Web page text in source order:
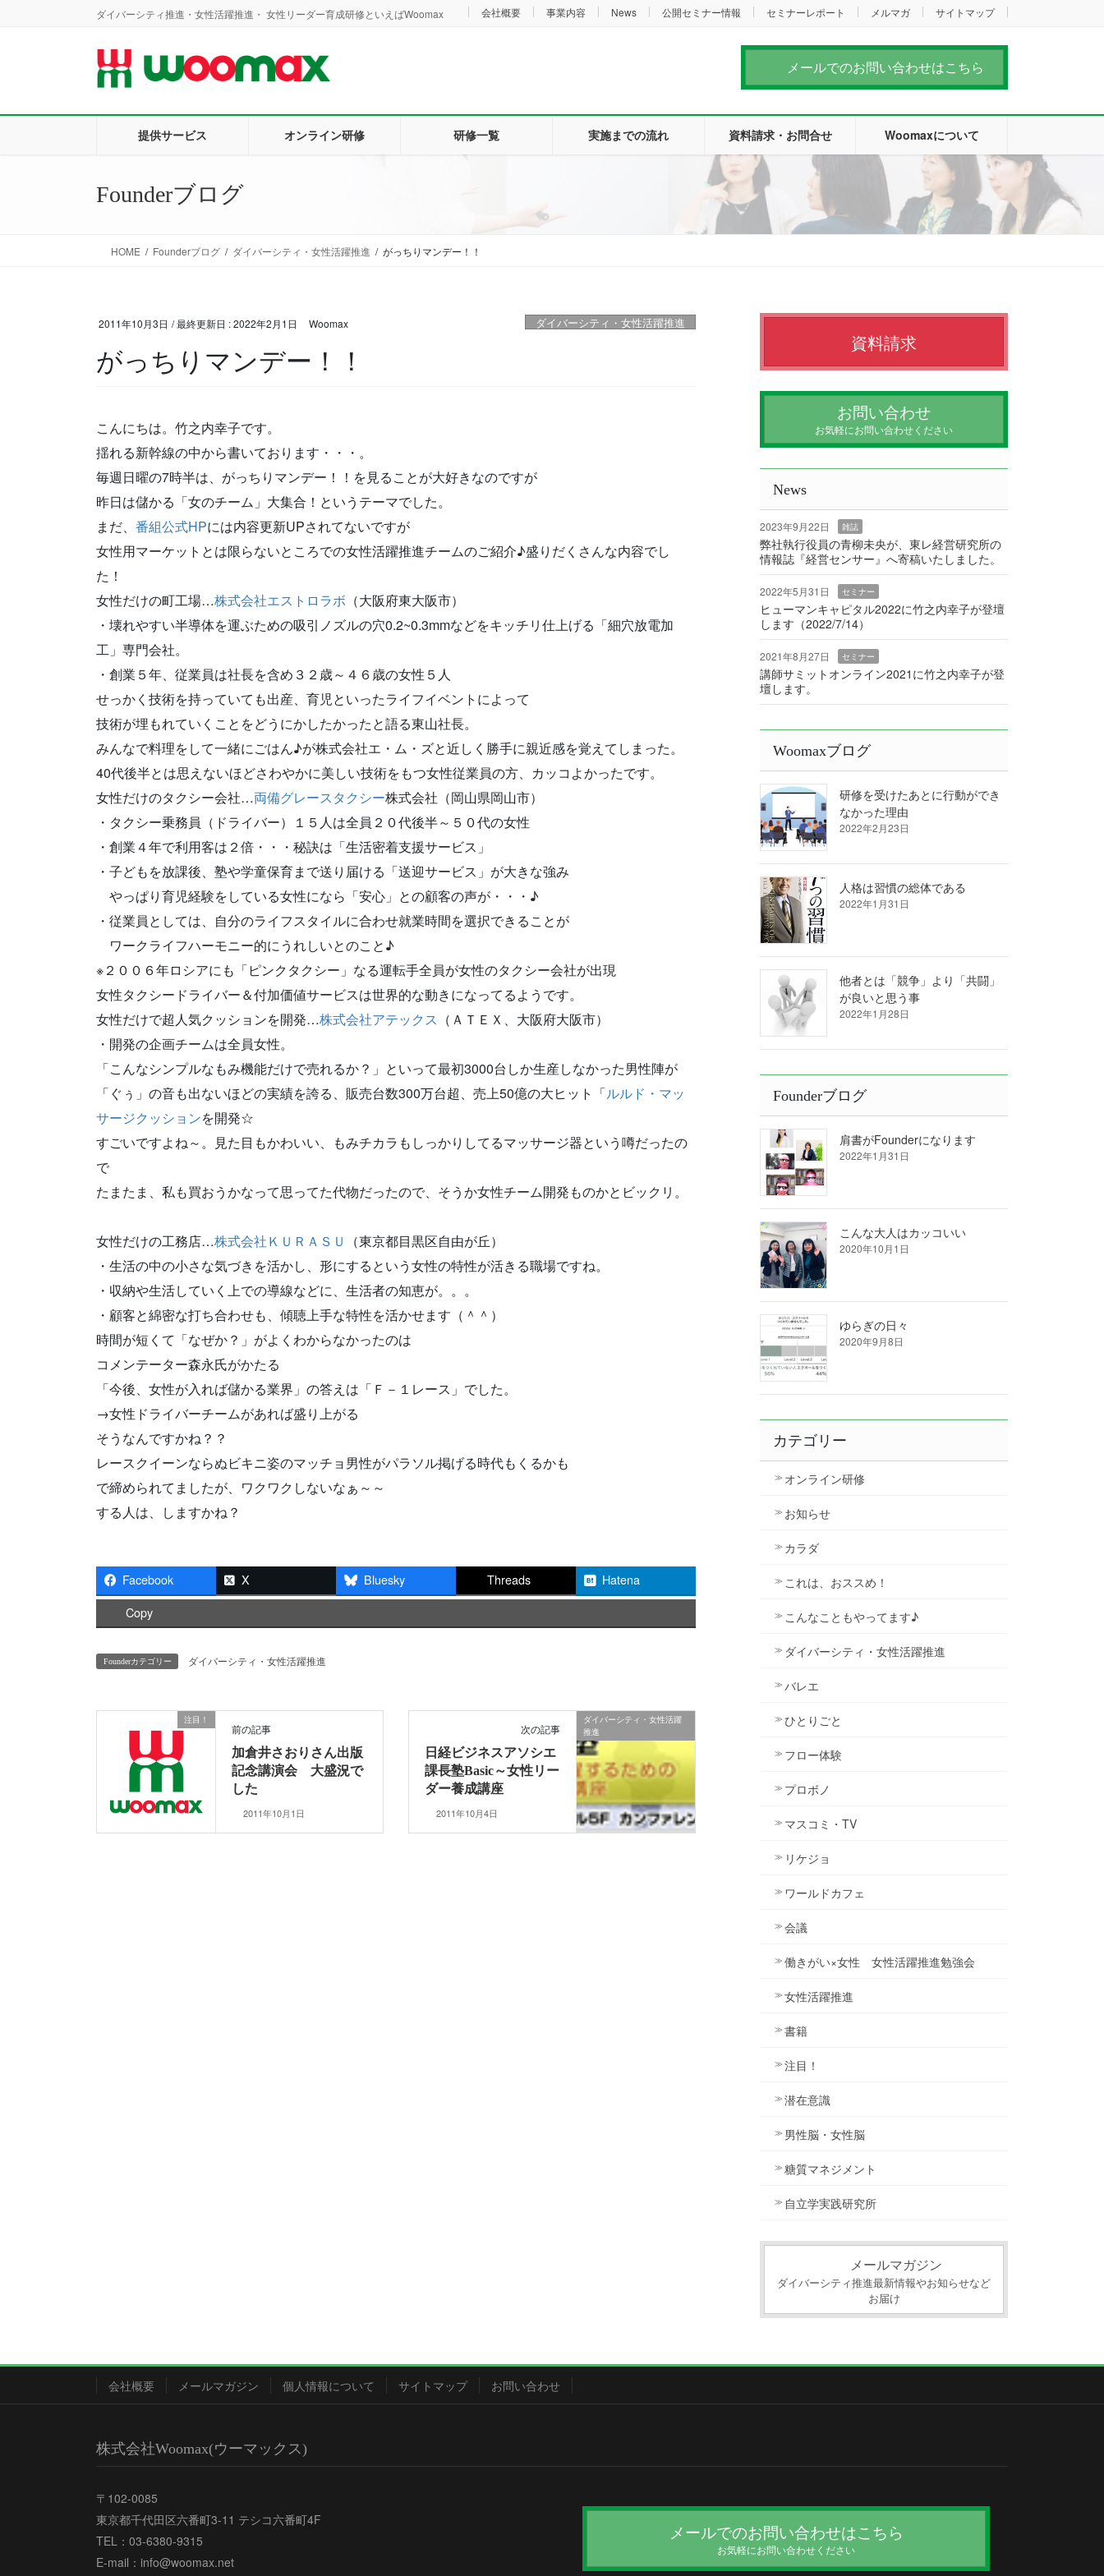
ダイバーシティ推進・女性活躍推進・ 女性リーダー育成研修といえばWoomax 会社概要 事業内容 News 公開セミナー情報 セミナーレポート メルマガ サイトマップ
メールでのお問い合わせはこちら
提供サービス オンライン研修 研修一覧 実施までの流れ 資料請求・お問合せ Woomaxについて
Founderブログ
HOME Founderブログ ダイバーシティ・女性活躍推進 がっちりマンデー！！
2011年10月3日 / 最終更新日 :2022年2月1日 Woomax ダイバーシティ・女性活躍推進
がっちりマンデー！！
こんにちは。竹之内幸子です。
揺れる新幹線の中から書いております・・・。
毎週日曜の7時半は、がっちりマンデー！！を見ることが大好きなのですが
昨日は儲かる「女のチーム」大集合！というテーマでした。
まだ、 番組公式HPには内容更新UPされてないですが
女性用マーケットとは限らないところでの女性活躍推進チームのご紹介♪盛りだくさんな内容でし
た！
女性だけの町工場…株式会社エストロラボ （大阪府東大阪市）
・壊れやすい半導体を運ぶための吸引ノズルの穴0.2~0.3mmなどをキッチリ仕上げる「細穴放電加
工」専門会社。
・創業５年、従業員は社長を含め３２歳～４６歳の女性５人
せっかく技術を持っていても出産、育児といったライフイベントによって
技術が埋もれていくことをどうにかしたかったと語る東山社長。
みんなで料理をして一緒にごはん♪が株式会社エ・ム・ズと近しく勝手に親近感を覚えてしまった。
40代後半とは思えないほどさわやかに美しい技術をもつ女性従業員の方、カッコよかったです。
女性だけのタクシー会社…両備グレースタクシー株式会社（岡山県岡山市）
・タクシー乗務員（ドライバー）１５人は全員２０代後半～５０代の女性
・創業４年で利用客は２倍・・・秘訣は「生活密着支援サービス」
・子どもを放課後、塾や学童保育まで送り届ける「送迎サービス」が大きな強み
やっぱり育児経験をしている女性になら「安心」との顧客の声が・・・♪
・従業員としては、自分のライフスタイルに合わせ就業時間を選択できることが
ワークライフハーモニー的にうれしいとのこと♪
※２００６年ロシアにも「ピンクタクシー」なる運転手全員が女性のタクシー会社が出現
女性タクシードライバー＆付加価値サービスは世界的な動きになってるようです。
女性だけで超人気クッションを開発…株式会社アテックス （ＡＴＥＸ、大阪府大阪市）
・開発の企画チームは全員女性。
「こんなシンプルなもみ機能だけで売れるか？」といって最初3000台しか生産しなかった男性陣が
「ぐぅ」の音も出ないほどの実績を誇る、販売台数300万台超、売上50億の大ヒット「ルルド・マッ
サージクッションを開発☆
すごいですよね～。見た目もかわいい、もみチカラもしっかりしてるマッサージ器という噂だったの
で
たまたま、私も買おうかなって思ってた代物だったので、そうか女性チーム開発ものかとビックリ。
女性だけの工務店…株式会社ＫＵＲＡＳＵ
（東京都目黒区自由が丘）
・生活の中の小さな気づきを活かし、形にするという女性の特性が活きる職場ですね。
・収納や生活していく上での導線などに、生活者の知恵が。。。
・顧客と綿密な打ち合わせも、傾聴上手な特性を活かせます（＾＾）
時間が短くて「なぜか？」がよくわからなかったのは
コメンテーター森永氏がかたる
「今後、女性が入れば儲かる業界」の答えは「Ｆ－１レース」でした。
→女性ドライバーチームがあれば盛り上がる
そうなんですかね？？
レースクイーンならぬビキニ姿のマッチョ男性がパラソル掲げる時代もくるかも
で締められてましたが、ワクワクしないなぁ～～
する人は、しますかね？
Facebook X Bluesky Threads
Hatena
Copy
Founderカテゴリー ダイバーシティ・女性活躍推進
注目！
前の記事
加倉井さおりさん出版
記念講演会 大盛況で
した
2011年10月1日
ダイバーシティ・女性活躍
推進
次の記事
日経ビジネスアソシエ
課長塾Basic～女性リー
ダー養成講座
2011年10月4日
資料請求
お問い合わせ
お気軽にお問い合わせください
News
2023年9月22日 雑誌
弊社執行役員の青柳未央が、東レ経営研究所の
情報誌『経営センサー』へ寄稿いたしました。
2022年5月31日 セミナー
ヒューマンキャピタル2022に竹之内幸子が登壇
します（2022/7/14）
2021年8月27日 セミナー
講師サミットオンライン2021に竹之内幸子が登
壇します。
Woomaxブログ
研修を受けたあとに行動ができ
なかった理由
2022年2月23日
人格は習慣の総体である
2022年1月31日
他者とは「競争」より「共闘」
が良いと思う事
2022年1月28日
Founderブログ
肩書がFounderになります
2022年1月31日
こんな大人はカッコいい
2020年10月1日
ゆらぎの日々
2020年9月8日
カテゴリー
オンライン研修
お知らせ
カラダ
これは、おススめ！
こんなこともやってます♪
ダイバーシティ・女性活躍推進
バレエ
ひとりごと
フロー体験
プロボノ
マスコミ・TV
リケジョ
ワールドカフェ
会議
働きがい×女性 女性活躍推進勉強会
女性活躍推進
書籍
注目！
潜在意識
男性脳・女性脳
糖質マネジメント
自立学実践研究所
メールマガジン
ダイバーシティ推進最新情報やお知らせなど
お届け
会社概要 メールマガジン 個人情報について サイトマップ お問い合わせ
株式会社Woomax(ウーマックス)
〒102-0085
東京都千代田区六番町3-11 テシコ六番町4F
TEL：03-6380-9315
E-mail：info@woomax.net
メールでのお問い合わせはこちら
お気軽にお問い合わせください